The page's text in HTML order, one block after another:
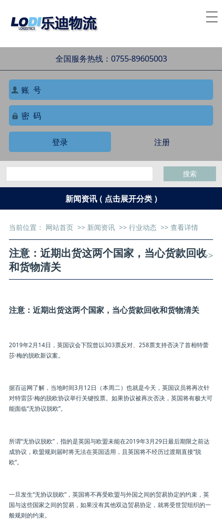
全国服务热线：0755-89605003
登录 注册
搜索
新闻资讯 ( 点击展开分类 )
当前位置： 网站首页>> 新闻资讯>> 行业动态>> 查看详情
注意：近期出货这两个国家，当心货款回收
和货物清关
>>
注意：近期出货这两个国家，当心货款回收和货物清关
2019年2月14日，英国议会下院曾以303票反对、258票支持否决了首相特蕾
莎·梅的脱欧新议案。
据百运网了解，当地时间3月12日（本周二）也就是今天，英国议员将再次针
对特雷莎·梅的脱欧协议举行关键投票。如果协议被再次否决，英国将有极大可
能面临“无协议脱欧”。
所谓“无协议脱欧”，指的是英国与欧盟未能在2019年3月29日最后期限之前达
成协议，欧盟规则届时将无法在英国适用，且英国将不经历过渡期直接“脱
欧”。
一旦发生“无协议脱欧”，英国将不再受欧盟与外国之间的贸易协定的约束，英
国与这些国家之间的贸易，如果没有其他双边贸易协定，就将受世贸组织的一
般规则的约束。